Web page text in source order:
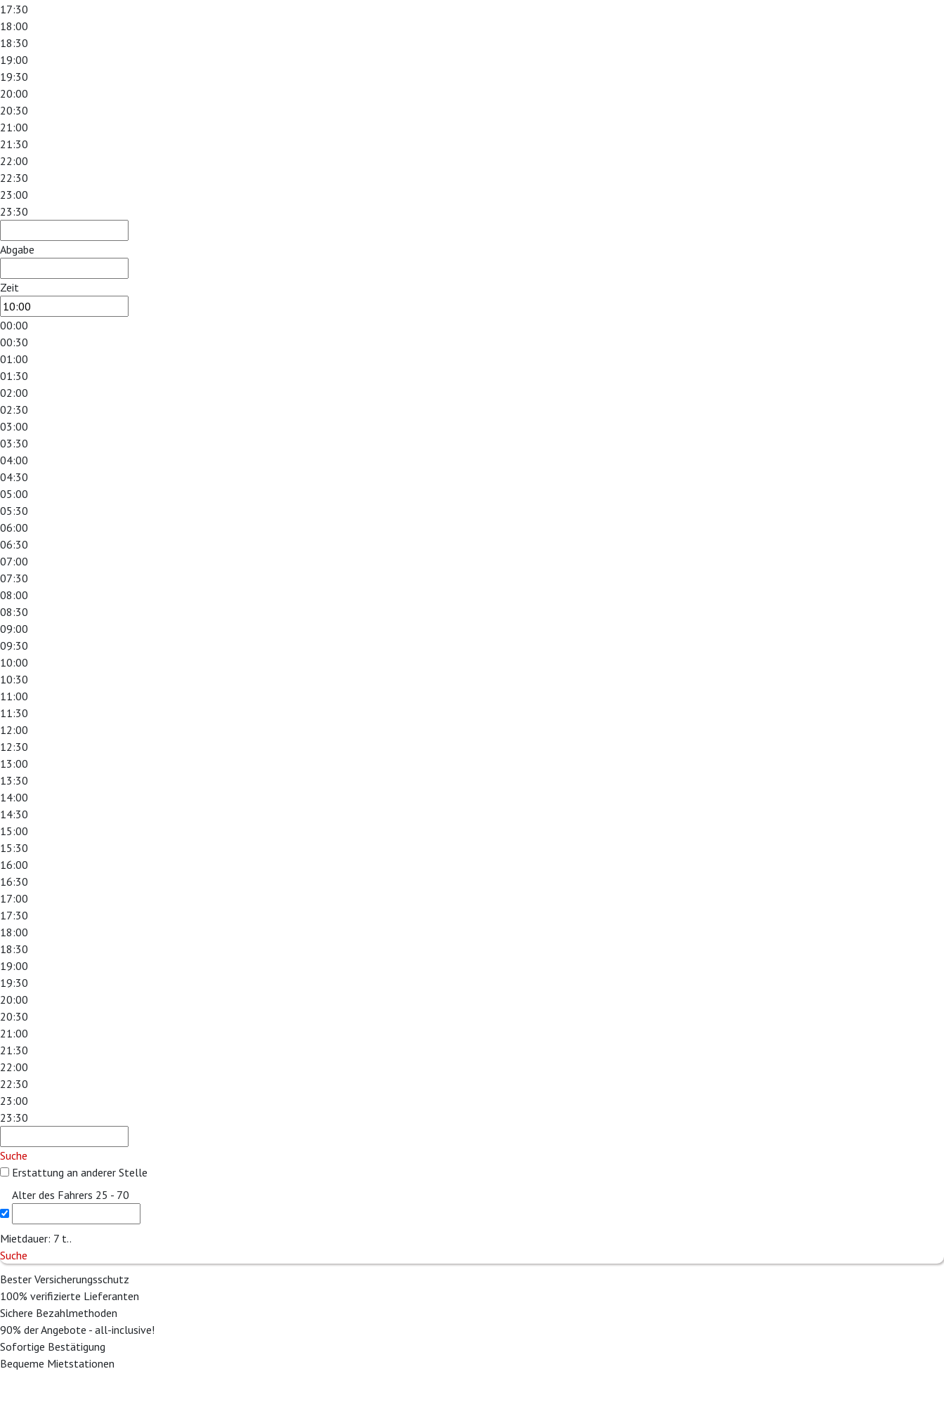
17:30
18:00
18:30
19:00
19:30
20:00
20:30
21:00
21:30
22:00
22:30
23:00
23:30
Abgabe
Zeit
00:00
00:30
01:00
01:30
02:00
02:30
03:00
03:30
04:00
04:30
05:00
05:30
06:00
06:30
07:00
07:30
08:00
08:30
09:00
09:30
10:00
10:30
11:00
11:30
12:00
12:30
13:00
13:30
14:00
14:30
15:00
15:30
16:00
16:30
17:00
17:30
18:00
18:30
19:00
19:30
20:00
20:30
21:00
21:30
22:00
22:30
23:00
23:30
Suche
Erstattung an anderer Stelle
Alter des Fahrers 25 - 70
Mietdauer: 7 t..
Suche
Bester Versicherungsschutz
100% verifizierte Lieferanten
Sichere Bezahlmethoden
90% der Angebote - all-inclusive!
Sofortige Bestätigung
Bequeme Mietstationen